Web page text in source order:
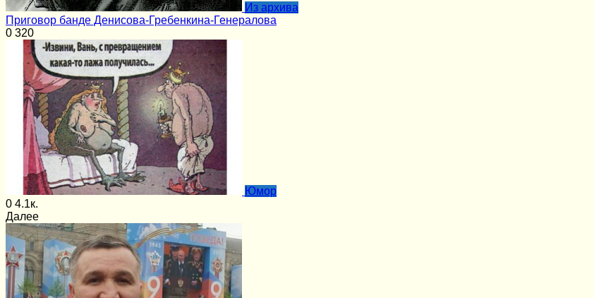
Из архива
Приговор банде Денисова-Гребенкина-Генералова
0 320
Юмор
0 4.1к.
Далее